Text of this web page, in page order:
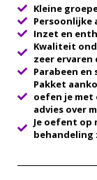
Kleine
Persoonlijke
Inzet en
Kwaliteit
zeer ervaren
Parabeen
Pakket
oefen je
advies over
Je oefent op
behandeling